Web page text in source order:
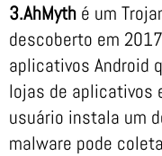
3.AhMyth é um
descoberto em
aplicativos Android
lojas de aplicativos
usuário instala um
malware pode